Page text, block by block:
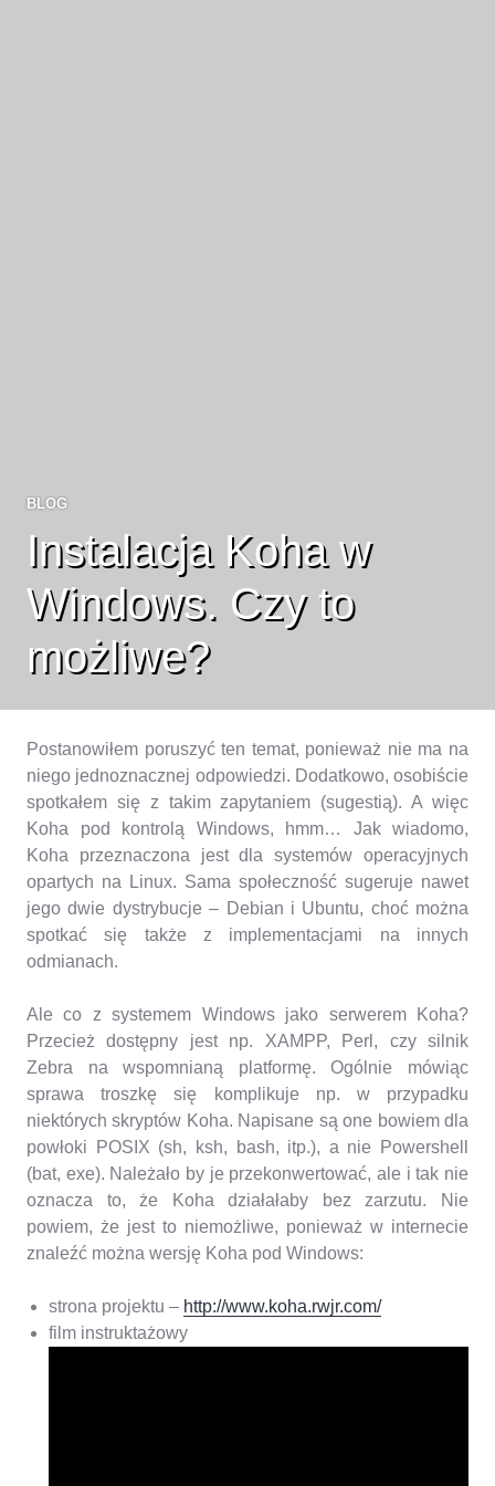
BLOG
Instalacja Koha w
Windows. Czy to
możliwe?
Postanowiłem poruszyć ten temat, ponieważ nie ma na
niego jednoznacznej odpowiedzi. Dodatkowo, osobiście
spotkałem się z takim zapytaniem (sugestią). A więc
Koha pod kontrolą Windows, hmm… Jak wiadomo,
Koha przeznaczona jest dla systemów operacyjnych
opartych na Linux. Sama społeczność sugeruje nawet
jego dwie dystrybucje – Debian i Ubuntu, choć można
spotkać się także z implementacjami na innych
odmianach.
Ale co z systemem Windows jako serwerem Koha?
Przecież dostępny jest np. XAMPP, Perl, czy silnik
Zebra na wspomnianą platformę. Ogólnie mówiąc
sprawa troszkę się komplikuje np. w przypadku
niektórych skryptów Koha. Napisane są one bowiem dla
powłoki POSIX (sh, ksh, bash, itp.), a nie Powershell
(bat, exe). Należało by je przekonwertować, ale i tak nie
oznacza to, że Koha działałaby bez zarzutu. Nie
powiem, że jest to niemożliwe, ponieważ w internecie
znaleźć można wersję Koha pod Windows:
strona projektu – http://www.koha.rwjr.com/
film instruktażowy